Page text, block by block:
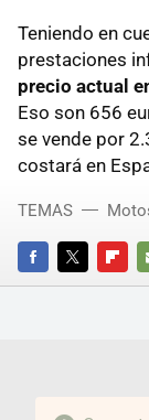
Teniendo en
prestaciones
precio actual
Eso son 656
se vende por
costará en
FACEBOOKTWITTER
TEMAS